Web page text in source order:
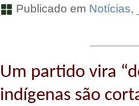
Publicado em Notícias,
Um partido vira
indígenas são